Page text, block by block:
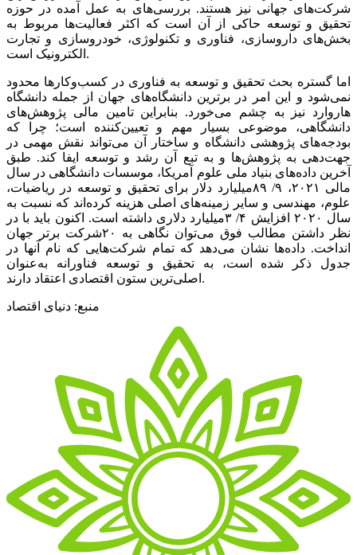
شرکت‌های جهانی نیز هستند. بررسی‌های به عمل آمده در حوزه
تحقیق و توسعه حاکی از آن است که اکثر فعالیت‌ها مربوط به
بخش‌های داروسازی، فناوری و تکنولوژی، خودرو‌سازی و تجارت
الکترونیک است.
اما گستره بحث تحقیق و توسعه به فناوری در کسب‌وکار‌ها محدود
نمی‌شود و این امر در برترین دانشگاه‌های جهان از جمله دانشگاه
هاروارد نیز به چشم می‌خورد. بنابراین تامین مالی پژوهش‌های
دانشگاهی، موضوعی بسیار مهم و تعیین‌کننده است؛ چرا که
بودجه‌های پژوهشی دانشگاه و ساختار آن می‌تواند نقش مهمی در
جهت‌دهی به پژوهش‌ها و به تبع آن رشد و توسعه ایفا کند. طبق
آخرین داده‌های بنیاد ملی علوم آمریکا، موسسات دانشگاهی در سال
مالی ۲۰۲۱، ۹/ ۸۹میلیارد دلار برای تحقیق و توسعه در ریاضیات،
علوم، مهندسی و سایر زمینه‌های اصلی هزینه کرده‌اند که نسبت به
سال ۲۰۲۰ افزایش ۴/ ۳میلیارد دلاری داشته است. اکنون باید با در
نظر داشتن مطالب فوق می‌توان نگاهی به ۲۰شرکت برتر جهان
انداخت. داده‌ها نشان می‌دهد که تمام شرکت‌هایی که نام آنها در
جدول ذکر شده است، به تحقیق و توسعه فناورانه به‌عنوان
اصلی‌ترین ستون اقتصادی اعتقاد دارند.
منبع: دنیای اقتصاد